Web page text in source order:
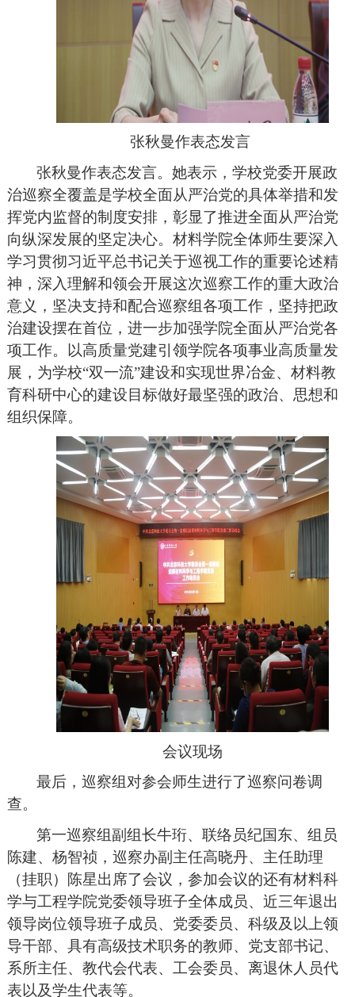
张秋曼作表态发言
张秋曼作表态发言。她表示，学校党委开展政
治巡察全覆盖是学校全面从严治党的具体举措和发
挥党内监督的制度安排，彰显了推进全面从严治党
向纵深发展的坚定决心。材料学院全体师生要深入
学习贯彻习近平总书记关于巡视工作的重要论述精
神，深入理解和领会开展这次巡察工作的重大政治
意义，坚决支持和配合巡察组各项工作，坚持把政
治建设摆在首位，进一步加强学院全面从严治党各
项工作。以高质量党建引领学院各项事业高质量发
展，为学校“双一流”建设和实现世界冶金、材料教
育科研中心的建设目标做好最坚强的政治、思想和
组织保障。
会议现场
最后，巡察组对参会师生进行了巡察问卷调
查。
第一巡察组副组长牛珩、联络员纪国东、组员
陈建、杨智祯，巡察办副主任高晓丹、主任助理
（挂职）陈星出席了会议，参加会议的还有材料科
学与工程学院党委领导班子全体成员、近三年退出
领导岗位领导班子成员、党委委员、科级及以上领
导干部、具有高级技术职务的教师、党支部书记、
系所主任、教代会代表、工会委员、离退休人员代
表以及学生代表等。